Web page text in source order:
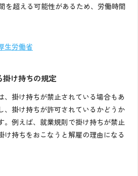
を超える可能性があるため、労働時間
生労働省
け持ちの規定
、掛け持ちが禁止されている場合もあ
、掛け持ちが許可されているかどうか
。例えば、就業規則で掛け持ちが禁止
け持ちをおこなうと解雇の理由になる